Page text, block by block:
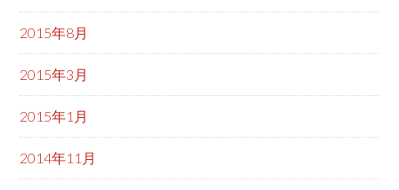
2015年8月
2015年3月
2015年1月
2014年11月